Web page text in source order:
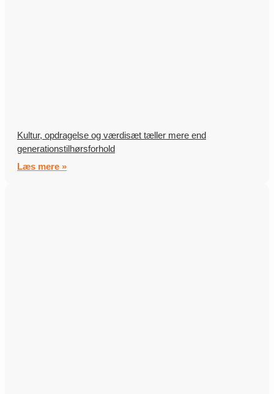
Kultur, opdragelse og værdisæt tæller mere end
generationstilhørsforhold
Læs mere »